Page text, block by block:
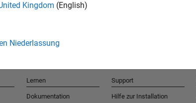
Kingdom (English)
Niederlassung
Lernen
Dokumentation
Support
Hilfe zur Installation